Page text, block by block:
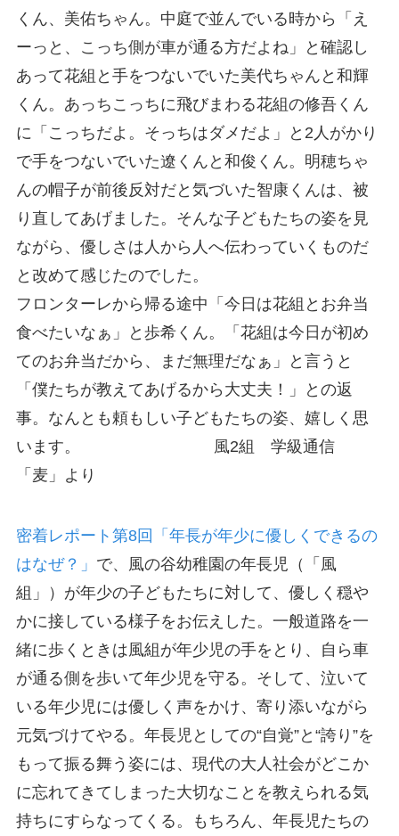
くん、美佑ちゃん。中庭で並んでいる時から「え
ーっと、こっち側が車が通る方だよね」と確認し
あって花組と手をつないでいた美代ちゃんと和輝
くん。あっちこっちに飛びまわる花組の修吾くん
に「こっちだよ。そっちはダメだよ」と2人がかり
で手をつないでいた遼くんと和俊くん。明穂ちゃ
んの帽子が前後反対だと気づいた智康くんは、被
り直してあげました。そんな子どもたちの姿を見
ながら、優しさは人から人へ伝わっていくものだ
と改めて感じたのでした。
フロンターレから帰る途中「今日は花組とお弁当
食べたいなぁ」と歩希くん。「花組は今日が初め
てのお弁当だから、まだ無理だなぁ」と言うと
「僕たちが教えてあげるから大丈夫！」との返
事。なんとも頼もしい子どもたちの姿、嬉しく思
います。 風2組 学級通信
「麦」より
密着レポート第8回「年長が年少に優しくできるの
はなぜ？」 で、風の谷幼稚園の年長児（「風
組」）が年少の子どもたちに対して、優しく穏や
かに接している様子をお伝えした。一般道路を一
緒に歩くときは風組が年少児の手をとり、自ら車
が通る側を歩いて年少児を守る。そして、泣いて
いる年少児には優しく声をかけ、寄り添いながら
元気づけてやる。年長児としての“自覚”と“誇り”を
もって振る舞う姿には、現代の大人社会がどこか
に忘れてきてしまった大切なことを教えられる気
持ちにすらなってくる。もちろん、年長児たちの